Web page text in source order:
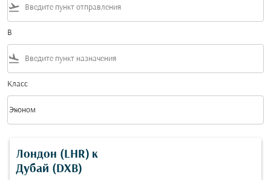
flight_takeoff
В
flight_land
Класс
Класс option Эконом Selected
Эконом
keyboard_arrow_down
Лондон (LHR) к
Дубай (DXB)